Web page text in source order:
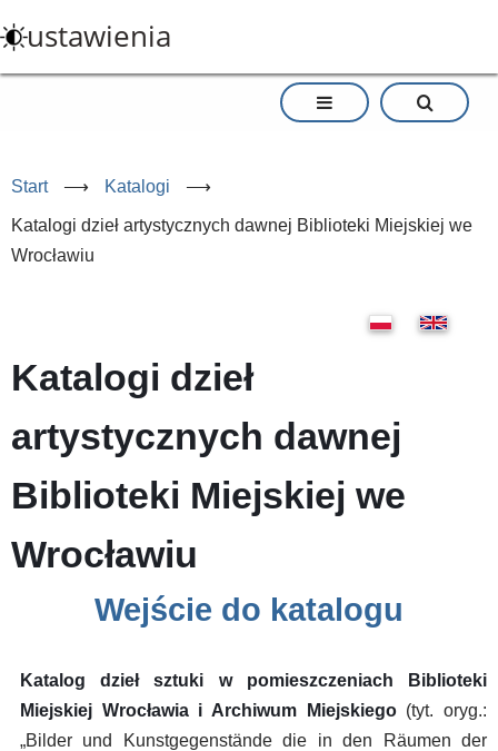
do
treści
ustawienia
Start ⟶ Katalogi ⟶
Katalogi dzieł artystycznych dawnej Biblioteki Miejskiej we
Wrocławiu
Katalogi dzieł
artystycznych dawnej
Biblioteki Miejskiej we
Wrocławiu
Wejście do katalogu
Katalog dzieł sztuki w pomieszczeniach Biblioteki
Miejskiej Wrocławia i Archiwum Miejskiego(tyt. oryg.:
„Bilder und Kunstgegenstände die in den Räumen der